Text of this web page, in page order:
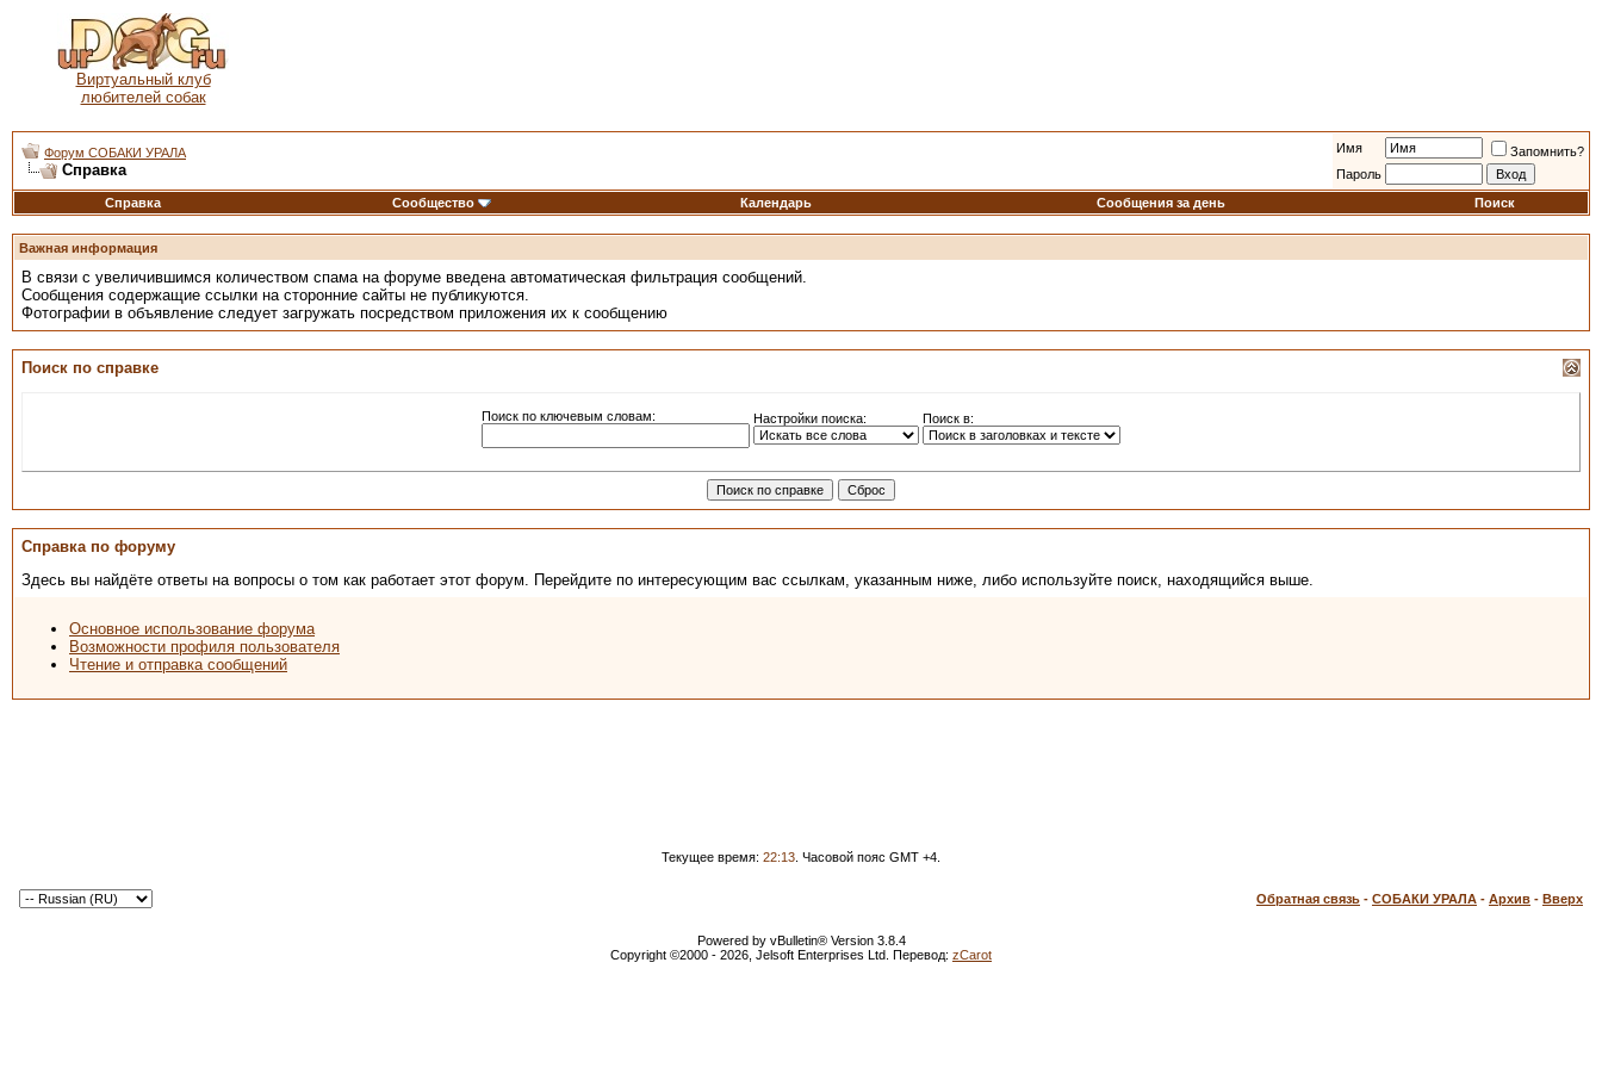
Виртуальный клуб
любителей собак
Форум СОБАКИ УРАЛА
Справка
Имя
Запомнить?
Пароль
Справка
Сообщество Календарь Сообщения за день Поиск
Важная информация
В связи с увеличившимся количеством спама на форуме введена автоматическая фильтрация сообщений.
Сообщения содержащие ссылки на сторонние сайты не публикуются.
Фотографии в объявление следует загружать посредством приложения их к сообщению
Поиск по справке
Поиск по ключевым словам: Настройки поиска: Поиск в:
Справка по форуму
Здесь вы найдёте ответы на вопросы о том как работает этот форум. Перейдите по интересующим вас ссылкам, указанным ниже, либо используйте поиск, находящийся выше.
Основное использование форума
Возможности профиля пользователя
Чтение и отправка сообщений
Текущее время: 22:13 . Часовой пояс GMT +4.
Обратная связь - СОБАКИ УРАЛА - Архив - Вверх
Powered by vBulletin® Version 3.8.4
Copyright ©2000 - 2026, Jelsoft Enterprises Ltd. Перевод: zCarot